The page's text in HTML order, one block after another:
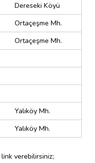
Dereseki Köyü
Ortaçeşme Mh.
Ortaçeşme Mh.
Yalıköy Mh.
Yalıköy Mh.
link verebilirsiniz;